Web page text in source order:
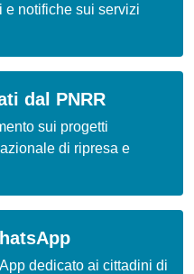
e notifiche sui servizi
dal PNRR
sui progetti
di ripresa e
dedicato ai cittadini di